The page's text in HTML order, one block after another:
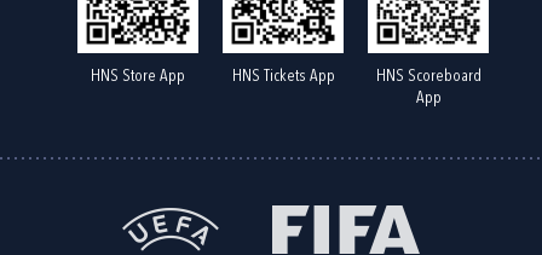
HNS Store App HNS Tickets App
HNS Scoreboard
App